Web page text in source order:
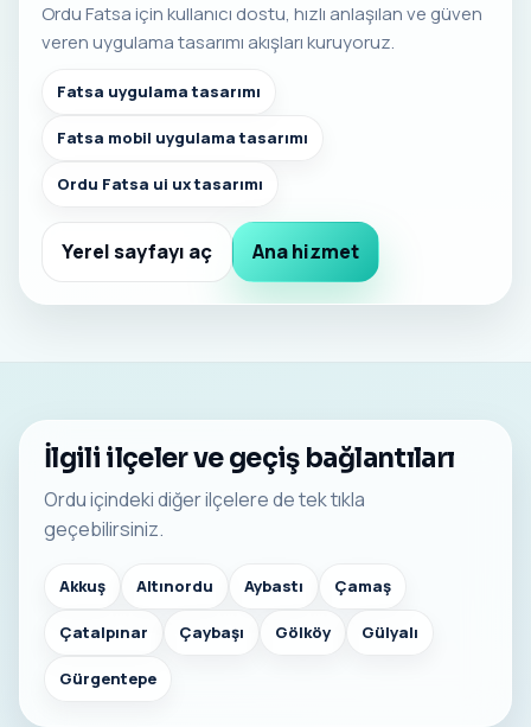
Ordu Fatsa için kullanıcı dostu, hızlı anlaşılan ve güven
veren uygulama tasarımı akışları kuruyoruz.
Fatsa uygulama tasarımı
Fatsa mobil uygulama tasarımı
Ordu Fatsa ui ux tasarımı
Yerel sayfayı aç Ana hizmet
İlgili ilçeler ve geçiş bağlantıları
Ordu içindeki diğer ilçelere de tek tıkla
geçebilirsiniz.
Akkuş Altınordu Aybastı Çamaş
Çatalpınar Çaybaşı Gölköy Gülyalı
Gürgentepe